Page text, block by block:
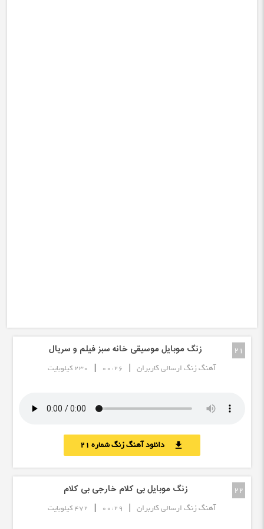
21 زنگ موبایل موسیقی خانه سبز فیلم و سریال
آهنگ زنگ ارسالی کاربران |
00:26
| 230 کیلوبایت
download دانلود آهنگ زنگ شماره 21
22 زنگ موبایل بی کلام خارجی بی کلام
آهنگ زنگ ارسالی کاربران |
00:29
| 472 کیلوبایت